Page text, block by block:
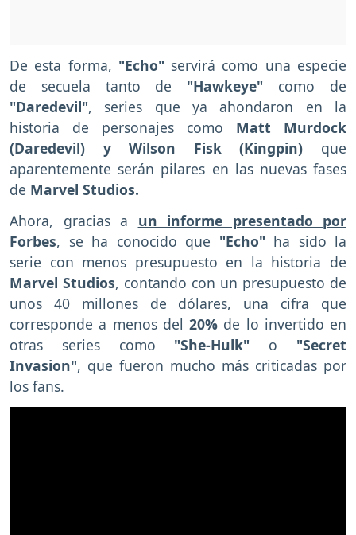
De esta forma, "Echo" servirá como una especie
de secuela tanto de "Hawkeye" como de
"Daredevil", series que ya ahondaron en la
historia de personajes como Matt Murdock
(Daredevil) y Wilson Fisk (Kingpin) que
aparentemente serán pilares en las nuevas fases
de Marvel Studios.
Ahora, gracias a un informe presentado por
Forbes, se ha conocido que "Echo" ha sido la
serie con menos presupuesto en la historia de
Marvel Studios, contando con un presupuesto de
unos 40 millones de dólares, una cifra que
corresponde a menos del 20% de lo invertido en
otras series como "She-Hulk" o "Secret
Invasion", que fueron mucho más criticadas por
los fans.